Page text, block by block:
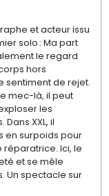
et acteur issu
solo : Ma part
le regard
hors
sentiment de rejet.
mec-là, il peut
les
Dans XXL, il
en surpoids pour
Ici, le
et se mêle
Un spectacle sur